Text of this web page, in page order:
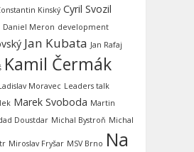
Kinský Cyril Svozil
Daniel Meron development
Jan Kubata Jan Rafaj
Kamil Čermák
Moravec Leaders talk
Marek Svoboda Martin
Doustdar Michal Bystroň Michal
Miroslav Fryšar MSV Brno Na